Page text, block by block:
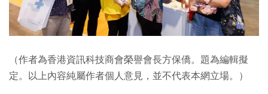
（作者為香港資訊科技商會榮譽會長方保僑。題為編輯擬
定。以上內容純屬作者個人意見，並不代表本網立場。）